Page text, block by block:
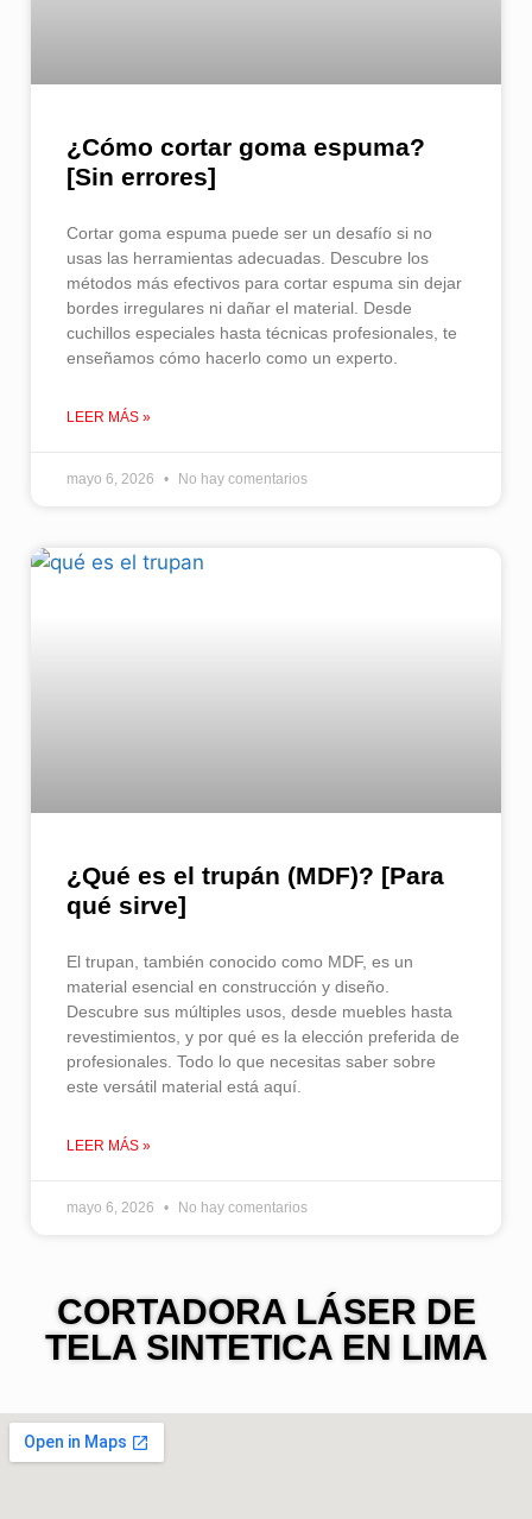
¿Cómo cortar goma espuma​?
[Sin errores]
Cortar goma espuma puede ser un desafío si no
usas las herramientas adecuadas. Descubre los
métodos más efectivos para cortar espuma sin dejar
bordes irregulares ni dañar el material. Desde
cuchillos especiales hasta técnicas profesionales, te
enseñamos cómo hacerlo como un experto.
LEER MÁS »
mayo 6, 2026 No hay comentarios
¿Qué es el trupán (MDF)? [Para
qué sirve]
El trupan, también conocido como MDF, es un
material esencial en construcción y diseño.
Descubre sus múltiples usos, desde muebles hasta
revestimientos, y por qué es la elección preferida de
profesionales. Todo lo que necesitas saber sobre
este versátil material está aquí.
LEER MÁS »
mayo 6, 2026 No hay comentarios
CORTADORA LÁSER DE
TELA SINTETICA EN LIMA